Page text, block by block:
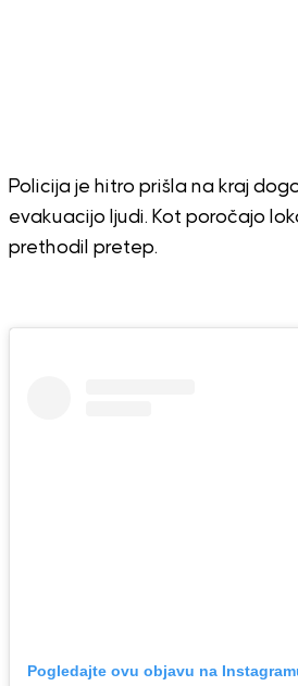
Policija je hitro prišla na kraj
evakuacijo ljudi. Kot poročajo
prethodil pretep.
Pogledajte ovu objavu na